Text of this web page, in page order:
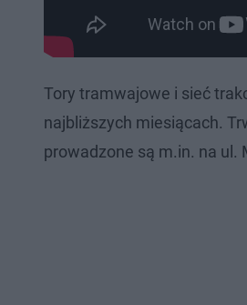
Tory tramwajowe i sieć
najbliższych miesiącach.
prowadzone są m.in. na ul.